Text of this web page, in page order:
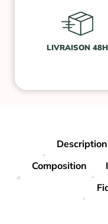
LIVRAISON 48H
Description
Composition